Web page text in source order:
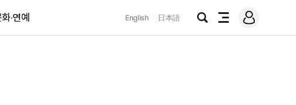
·연예 English 日本語
검
전
메
그